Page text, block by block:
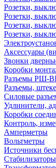
Розетки,
Розетки,
Розетки,
Розетки,
Аксессуары
Звонки
Коробки
Разъемы РШ-
Разъемы,
Силовые
Удлинители,
Коробки
Контроль,
Амперметры
Вольтметры
Источники
Стабилизаторы